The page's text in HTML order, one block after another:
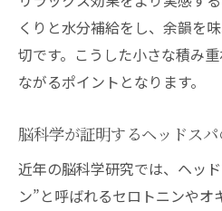
くりと水分補給をし、余韻を
切です。こうした小さな積み
ながるポイントとなります。
脳科学が証明するヘッドス
近年の脳科学研究では、ヘッ
ン”と呼ばれるセロトニンや